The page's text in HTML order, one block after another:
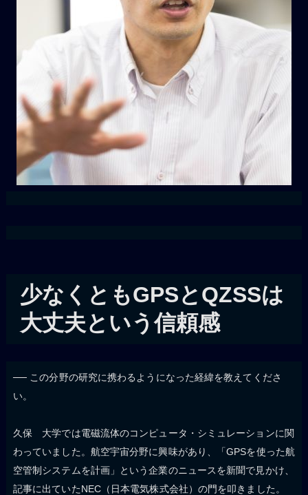
少なくともGPSとQZSSは
大丈夫という信頼感
── この分野の研究に携わるようになった経緯を教えてくださ
い。
久保 大学では電磁流体のコンピュータ・シミュレーションに関
わっていました。航空宇宙分野に興味があり、「GPSを使った航
空管制システムを計画」という企業のニュースを新聞で見かけ、
記事に出ていたNEC（日本電気株式会社）の門を叩きました。